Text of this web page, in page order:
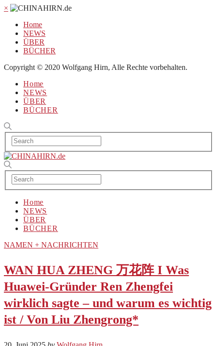
×
Home
NEWS
ÜBER
BÜCHER
Copyright © 2020 Wolfgang Hirn, Alle Rechte vorbehalten.
Home
NEWS
ÜBER
BÜCHER
Home
NEWS
ÜBER
BÜCHER
NAMEN + NACHRICHTEN
WAN HUA ZHENG 万花阵 I Was
Huawei-Gründer Ren Zhengfei
wirklich sagte – und warum es wichtig
ist / Von Liu Zhengrong*